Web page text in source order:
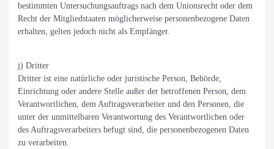
bestimmten Untersuchungsauftrags nach dem Unionsrecht oder dem
Recht der Mitgliedstaaten möglicherweise personenbezogene Daten
erhalten, gelten jedoch nicht als Empfänger.
j) Dritter
Dritter ist eine natürliche oder juristische Person, Behörde,
Einrichtung oder andere Stelle außer der betroffenen Person, dem
Verantwortlichen, dem Auftragsverarbeiter und den Personen, die
unter der unmittelbaren Verantwortung des Verantwortlichen oder
des Auftragsverarbeiters befugt sind, die personenbezogenen Daten
zu verarbeiten.